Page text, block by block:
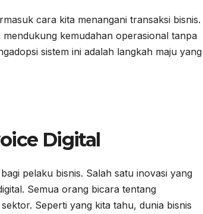
cara kita menangani transaksi bisnis.
kemudahan operasional tanpa
sistem ini adalah langkah maju yang
Digital
pelaku bisnis. Salah satu inovasi yang
Semua orang bicara tentang
Seperti yang kita tahu, dunia bisnis